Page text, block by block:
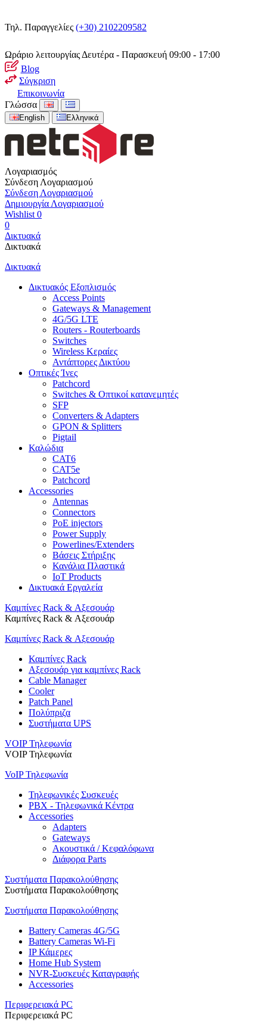
Τηλ. Παραγγελίες (+30) 2102209582
Ωράριο λειτουργίας Δευτέρα - Παρασκευή 09:00 - 17:00
Blog
Σύγκριση
Επικοινωνία
Γλώσσα
English Ελληνικά
Λογαριασμός
Σύνδεση Λογαριασμού
Σύνδεση Λογαριασμού
Δημιουργία Λογαριασμού
Wishlist 0
0
Δικτυακά
Δικτυακά
Δικτυακά
Δικτυακός Εξοπλισμός
Access Points
Gateways & Management
4G/5G LTE
Routers - Routerboards
Switches
Wireless Κεραίες
Αντάπτορες Δικτύου
Οπτικές Ίνες
Patchcord
Switches & Οπτικοί κατανεμητές
SFP
Converters & Adapters
GPON & Splitters
Pigtail
Καλώδια
CAT6
CAT5e
Patchcord
Accessories
Antennas
Connectors
PoE injectors
Power Supply
Powerlines/Extenders
Βάσεις Στήριξης
Κανάλια Πλαστικά
IoT Products
Δικτυακά Εργαλεία
Καμπίνες Rack & Αξεσουάρ
Καμπίνες Rack & Αξεσουάρ
Καμπίνες Rack & Αξεσουάρ
Καμπίνες Rack
Αξεσουάρ για καμπίνες Rack
Cable Manager
Cooler
Patch Panel
Πολύπριζα
Συστήματα UPS
VOIP Τηλεφωνία
VOIP Τηλεφωνία
VoIP Τηλεφωνία
Τηλεφωνικές Συσκευές
PBX - Τηλεφωνικά Κέντρα
Accessories
Adapters
Gateways
Ακουστικά / Κεφαλόφωνα
Διάφορα Parts
Συστήματα Παρακολούθησης
Συστήματα Παρακολούθησης
Συστήματα Παρακολούθησης
Battery Cameras 4G/5G
Battery Cameras Wi-Fi
IP Κάμερες
Home Hub System
NVR-Συσκευές Καταγραφής
Accessories
Περιφερειακά PC
Περιφερειακά PC